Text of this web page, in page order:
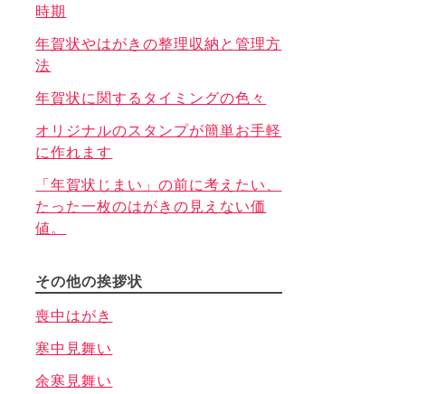
時期
年賀状やはがきの整理収納と管理方
法
年賀状に関するタイミングの色々
オリジナルのスタンプが簡単お手軽
に作れます
「年賀状じまい」の前に考えたい、
たった一枚のはがきの見えない価
値。
その他の挨拶状
喪中はがき
寒中見舞い
余寒見舞い